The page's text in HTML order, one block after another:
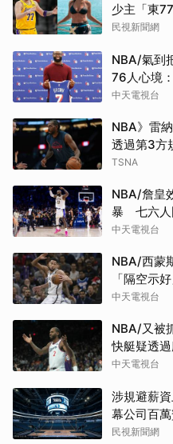
少主「東
民視新聞網
NBA/氣到
76人心境
中天電視台
NBA》雷
透過第3方
TSNA
NBA/詹皇
暴 七六人
中天電視台
NBA/西蒙
「隔空示好
中天電視台
NBA/又被
快艇疑透過
中天電視台
涉規避薪
幕公司百
民視新聞網